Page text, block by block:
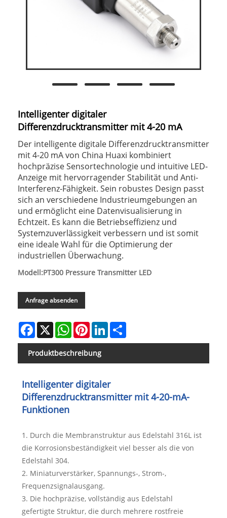
Intelligenter digitaler
Differenzdrucktransmitter mit 4-20 mA
Der intelligente digitale Differenzdrucktransmitter
mit 4-20 mA von China Huaxi kombiniert
hochpräzise Sensortechnologie und intuitive LED-
Anzeige mit hervorragender Stabilität und Anti-
Interferenz-Fähigkeit. Sein robustes Design passt
sich an verschiedene Industrieumgebungen an
und ermöglicht eine Datenvisualisierung in
Echtzeit. Es kann die Betriebseffizienz und
Systemzuverlässigkeit verbessern und ist somit
eine ideale Wahl für die Optimierung der
industriellen Überwachung.
Modell:PT300 Pressure Transmitter LED
Anfrage absenden
Facebook
X WhatsAppPinterestLinkedIn
Produktbeschreibung
Intelligenter digitaler
Differenzdrucktransmitter mit 4-20-mA-
Funktionen
1. Durch die Membranstruktur aus Edelstahl 316L ist
die Korrosionsbeständigkeit viel besser als die von
Edelstahl 304.
2. Miniaturverstärker, Spannungs-, Strom-,
Frequenzsignalausgang.
3. Die hochpräzise, ​​vollständig aus Edelstahl
gefertigte Struktur, die durch mehrere rostfreie